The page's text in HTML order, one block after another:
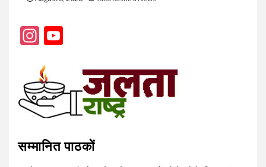
Instagram
सम्मानित पाठकों